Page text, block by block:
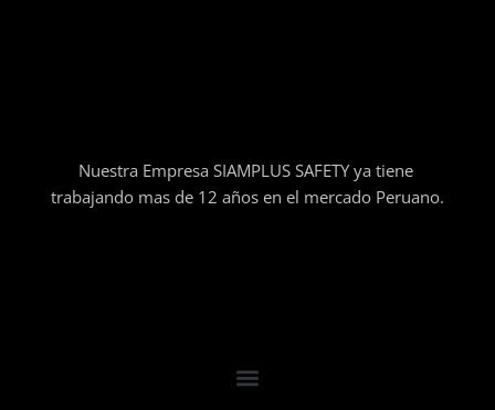
Nuestra Empresa SIAMPLUS SAFETY ya tiene
trabajando mas de 12 años en el mercado Peruano.